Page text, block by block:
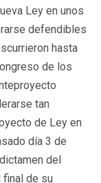
Ley en unos
defendibles
hasta
de los
tan
de Ley en
día 3 de
del
final de su